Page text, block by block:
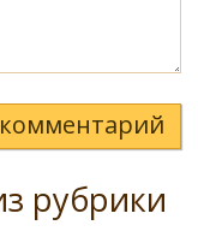
рубрики